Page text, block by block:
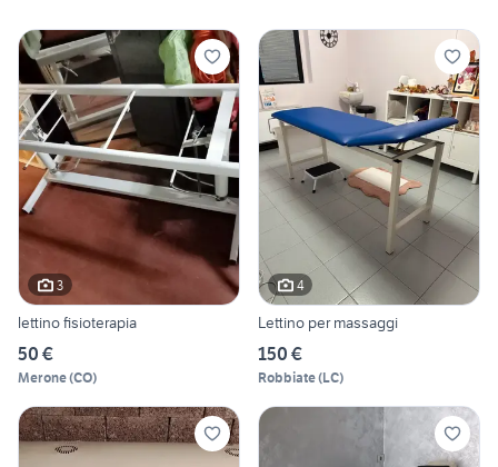
3
lettino fisioterapia
50 €
Merone(CO)
4
Lettino per massaggi
150 €
Robbiate(LC)